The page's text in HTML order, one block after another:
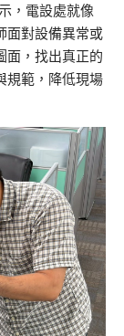
，電設處就像
面對設備異常或
面，找出真正的
規範，降低現場